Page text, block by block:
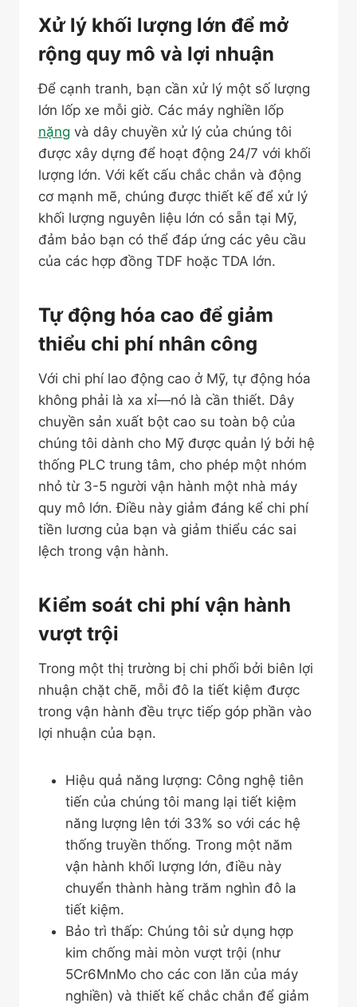
Xử lý khối lượng lớn để mở
rộng quy mô và lợi nhuận
Để cạnh tranh, bạn cần xử lý một số lượng
lớn lốp xe mỗi giờ. Các máy nghiền lốp
nặng và dây chuyền xử lý của chúng tôi
được xây dựng để hoạt động 24/7 với khối
lượng lớn. Với kết cấu chắc chắn và động
cơ mạnh mẽ, chúng được thiết kế để xử lý
khối lượng nguyên liệu lớn có sẵn tại Mỹ,
đảm bảo bạn có thể đáp ứng các yêu cầu
của các hợp đồng TDF hoặc TDA lớn.
Tự động hóa cao để giảm
thiểu chi phí nhân công
Với chi phí lao động cao ở Mỹ, tự động hóa
không phải là xa xỉ—nó là cần thiết. Dây
chuyền sản xuất bột cao su toàn bộ của
chúng tôi dành cho Mỹ được quản lý bởi hệ
thống PLC trung tâm, cho phép một nhóm
nhỏ từ 3-5 người vận hành một nhà máy
quy mô lớn. Điều này giảm đáng kể chi phí
tiền lương của bạn và giảm thiểu các sai
lệch trong vận hành.
Kiểm soát chi phí vận hành
vượt trội
Trong một thị trường bị chi phối bởi biên lợi
nhuận chặt chẽ, mỗi đô la tiết kiệm được
trong vận hành đều trực tiếp góp phần vào
lợi nhuận của bạn.
Hiệu quả năng lượng: Công nghệ tiên
tiến của chúng tôi mang lại tiết kiệm
năng lượng lên tới 33% so với các hệ
thống truyền thống. Trong một năm
vận hành khối lượng lớn, điều này
chuyển thành hàng trăm nghìn đô la
tiết kiệm.
Bảo trì thấp: Chúng tôi sử dụng hợp
kim chống mài mòn vượt trội (như
5Cr6MnMo cho các con lăn của máy
nghiền) và thiết kế chắc chắn để giảm